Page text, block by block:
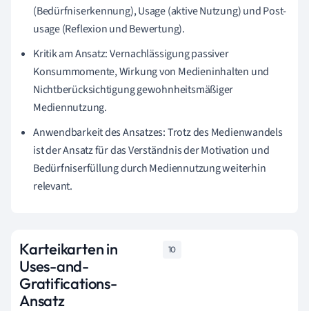
(Bedürfniserkennung), Usage (aktive Nutzung) und Post-
usage (Reflexion und Bewertung).
Kritik am Ansatz: Vernachlässigung passiver
Konsummomente, Wirkung von Medieninhalten und
Nichtberücksichtigung gewohnheitsmäßiger
Mediennutzung.
Anwendbarkeit des Ansatzes: Trotz des Medienwandels
ist der Ansatz für das Verständnis der Motivation und
Bedürfniserfüllung durch Mediennutzung weiterhin
relevant.
Karteikarten in
Uses-and-
Gratifications-
Ansatz
10